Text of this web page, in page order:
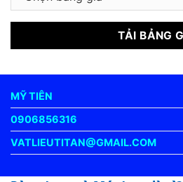
MỸ TIÊN
0906856316
VATLIEUTITAN@GMAIL.COM